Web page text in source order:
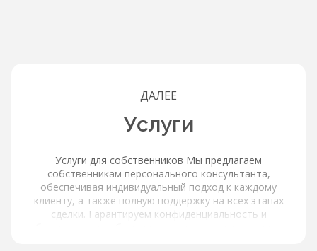
ДАЛЕЕ
Услуги
Услуги для собственников Мы предлагаем
собственникам персонального консультанта,
обеспечивая индивидуальный подход к каждому
клиенту, а также полную поддержку на всех этапах
сделки. Гарантируем конфиденциальность и